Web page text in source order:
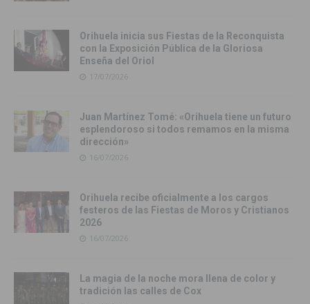
Orihuela inicia sus Fiestas de la Reconquista
con la Exposición Pública de la Gloriosa
Enseña del Oriol
17/07/2026
Juan Martínez Tomé: «Orihuela tiene un futuro
esplendoroso si todos remamos en la misma
dirección»
16/07/2026
Orihuela recibe oficialmente a los cargos
festeros de las Fiestas de Moros y Cristianos
2026
16/07/2026
La magia de la noche mora llena de color y
tradición las calles de Cox